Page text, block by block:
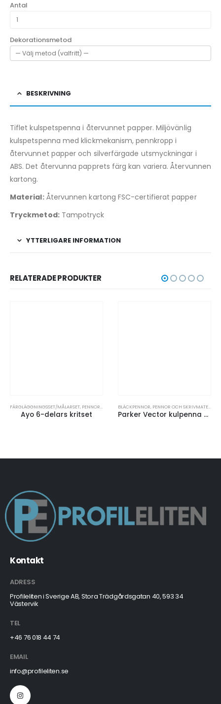
Antal
Dekorationsmetod
BESKRIVNING
Tiflet kulspetspenna i återvunnet papper. Miljövänlig
kulspetspenna med klickmekanism, pennkropp i
återvunnet papper och silverfärgade utsmyckningar i
ABS. Det återvunna papprets färg kan variera. Återvunnen
kartong.
Material:Återvunnen kartong FSC-certifierat papper
Tryckmetod:Tampotryck
YTTERLIGARE INFORMATION
RELATERADE PRODUKTER
FÄRGLÄGGNINGSSET/MÅLARSET, PENNOR OCH SKRIVMATERIAL
Ayo 6-delars kritset
BLÄCKPENNOR, PENNOR OCH SKRIVMATERIAL
Parker Vector kulpenna (svart bläck)
Kontakt
ADRESS
Profileliten i Sverige AB, Stora Trädgårdsgatan 40, 593 34
Västervik
TEL
+46 76 018 44 74
EMAIL
info@profileliten.se